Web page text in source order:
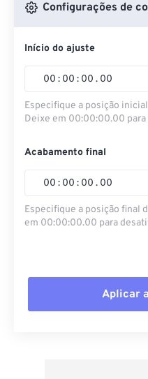
Configurações de
Início do ajuste
00 : 00 : 00 . 00
Especifique a posição
Deixe em 00:00:00.00 para
Acabamento final
00 : 00 : 00 . 00
Especifique a posição final
em 00:00:00.00 para
Aplicar